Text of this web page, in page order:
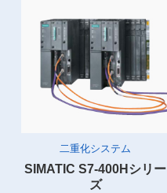
二重化システム
SIMATIC S7-400Hシリー
ズ